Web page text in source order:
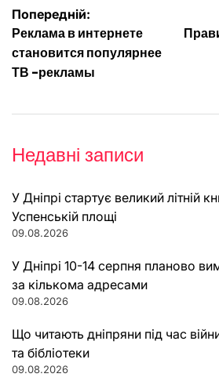
Навігація
записів
Попередній:
Реклама в интернете
становится популярнее
ТВ -рекламы
Недавні записи
У Дніпрі стартує великий літній
Успенській площі
09.08.2026
У Дніпрі 10-14 серпня планово
за кількома адресами
09.08.2026
Що читають дніпряни під час
та бібліотеки
09.08.2026